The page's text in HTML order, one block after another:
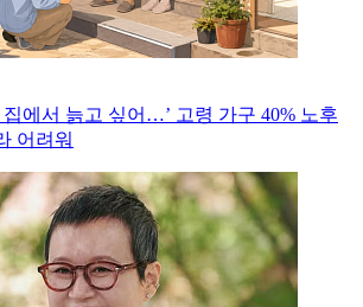
집에서 늙고 싶어…’ 고령 가구 40% 노후
어려워